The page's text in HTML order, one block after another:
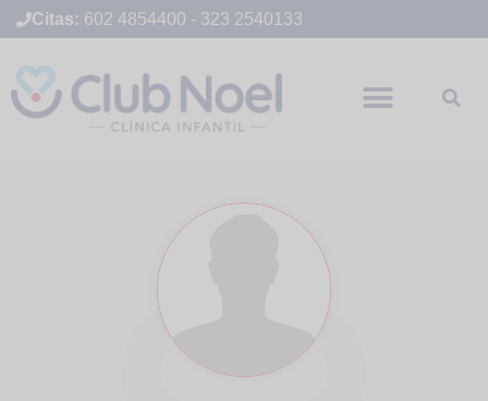
Citas: 602 4854400 - 323 2540133